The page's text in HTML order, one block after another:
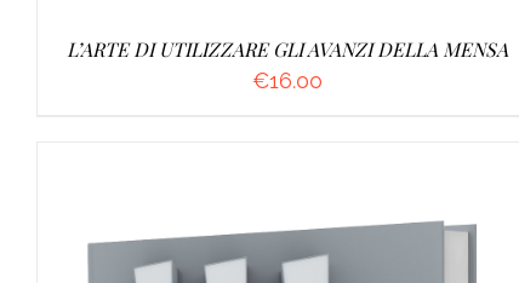
L’ARTE DI UTILIZZARE GLI AVANZI DELLA MENSA
€16.00